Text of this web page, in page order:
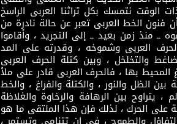
نتمسك بكل تراثنا العربى الراسخ
فنون الخط العربى تعبر عن حالة نادرة من
ــ منذ زمن بعيد ــ إلى التجريد ، وأقاموا
العربى وشموخه ، وقدرته على المد
والتخلخل ، وبين كتلة الحرف العربى
المحيط بها ، فالحرف العربى قادر على ملأ
الظل والنور ، والكتلة والفراغ ، والخط
بين الرهافة والرخاوة والغلاظة
على الحرك ، لذلك فإن هذا الملتقى ما هو